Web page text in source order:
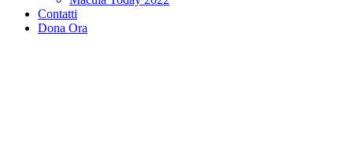
Contatti
Dona Ora